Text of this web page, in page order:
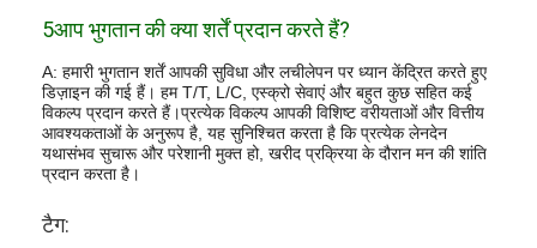
5आप भुगतान की क्या शर्तें प्रदान करते हैं?
A: हमारी भुगतान शर्तें आपकी सुविधा और लचीलेपन पर ध्यान केंद्रित करते हुए
डिज़ाइन की गई हैं। हम T/T, L/C, एस्क्रो सेवाएं और बहुत कुछ सहित कई
विकल्प प्रदान करते हैं।प्रत्येक विकल्प आपकी विशिष्ट वरीयताओं और वित्तीय
आवश्यकताओं के अनुरूप है, यह सुनिश्चित करता है कि प्रत्येक लेनदेन
यथासंभव सुचारू और परेशानी मुक्त हो, खरीद प्रक्रिया के दौरान मन की शांति
प्रदान करता है।
टैग: